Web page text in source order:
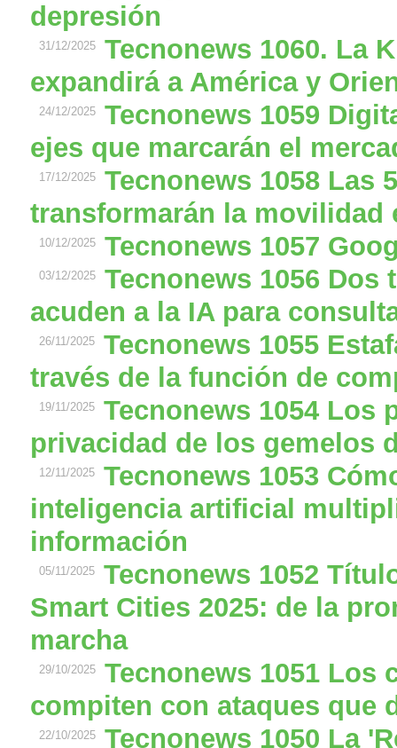
depresión
31/12/2025
Tecnonews 1060. La
expandirá a América y
24/12/2025
Tecnonews 1059
ejes que marcarán el
17/12/2025
Tecnonews 1058 Las
transformarán la movilidad
10/12/2025 Tecnonews 1057
03/12/2025
Tecnonews 1056 Dos
acuden a la IA para
26/11/2025
Tecnonews 1055
través de la función de
19/11/2025
Tecnonews 1054 Los
privacidad de los gemelos
12/11/2025
Tecnonews 1053
inteligencia artificial
información
05/11/2025
Tecnonews 1052
Smart Cities 2025: de la
marcha
29/10/2025
Tecnonews 1051 Los
compiten con ataques que
22/10/2025 Tecnonews 1050 La